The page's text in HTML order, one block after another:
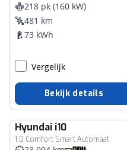
218 pk (160 kW)
481 km
73 kWh
Vergelijk
Bekijk details
Hyundai i10
1.0 Comfort Smart Automaat